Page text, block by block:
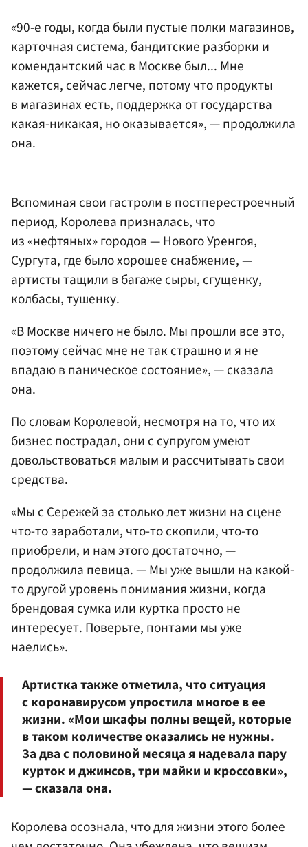
«90-е годы, когда были пустые полки магазинов,
карточная система, бандитские разборки и
комендантский час в Москве был... Мне
кажется, сейчас легче, потому что продукты
в магазинах есть, поддержка от государства
какая-никакая, но оказывается», — продолжила
она.
Вспоминая свои гастроли в постперестроечный
период, Королева призналась, что
из «нефтяных» городов — Нового Уренгоя,
Сургута, где было хорошее снабжение, —
артисты тащили в багаже сыры, сгущенку,
колбасы, тушенку.
«В Москве ничего не было. Мы прошли все это,
поэтому сейчас мне не так страшно и я не
впадаю в паническое состояние», — сказала
она.
По словам Королевой, несмотря на то, что их
бизнес пострадал, они с супругом умеют
довольствоваться малым и рассчитывать свои
средства.
«Мы с Сережей за столько лет жизни на сцене
что-то заработали, что-то скопили, что-то
приобрели, и нам этого достаточно, —
продолжила певица. — Мы уже вышли на какой-
то другой уровень понимания жизни, когда
брендовая сумка или куртка просто не
интересует. Поверьте, понтами мы уже
наелись».
Артистка также отметила, что ситуация
с коронавирусом упростила многое в ее
жизни. «Мои шкафы полны вещей, которые
в таком количестве оказались не нужны.
За два с половиной месяца я надевала пару
курток и джинсов, три майки и кроссовки»,
— сказала она.
Королева осознала, что для жизни этого более